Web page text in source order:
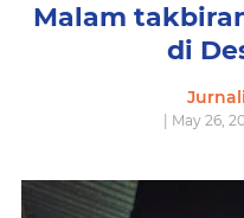
Malam
di
| May 26,